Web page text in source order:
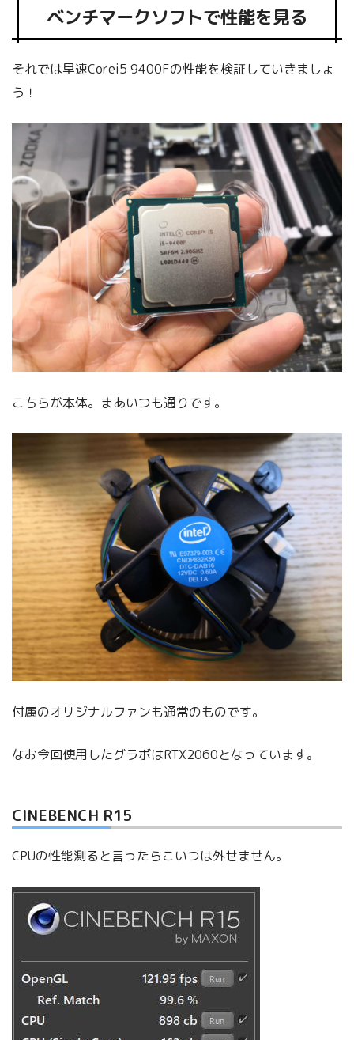
ベンチマークソフトで性能を見る
それでは早速Corei5 9400Fの性能を検証していきましょ
う！
こちらが本体。まあいつも通りです。
付属のオリジナルファンも通常のものです。
なお今回使用したグラボはRTX2060となっています。
CINEBENCH R15
CPUの性能測ると言ったらこいつは外せません。